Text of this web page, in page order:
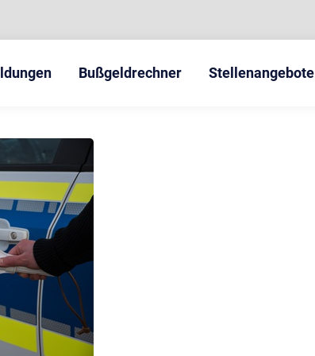
Bußgeldrechner Stellenangebote